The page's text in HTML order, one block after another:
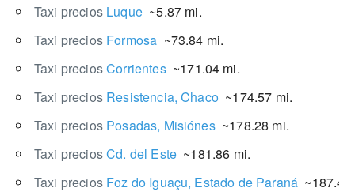
Taxi precios Luque~5.87 mi.
Taxi precios Formosa ~73.84 mi.
Taxi preciosCorrientes~171.04 mi.
Taxi precios Resistencia, Chaco~174.57 mi.
Taxi precios Posadas, Misiónes~178.28 mi.
Taxi preciosCd. del Este ~181.86 mi.
Taxi precios Foz do Iguaçu, Estado de Paraná ~187.49